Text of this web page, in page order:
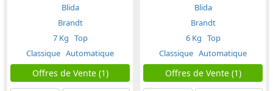
Blida
Brandt
7 Kg Top
Classique Automatique
Offres de Vente (1)
Blida
Brandt
6 Kg Top
Classique Automatique
Offres de Vente (1)